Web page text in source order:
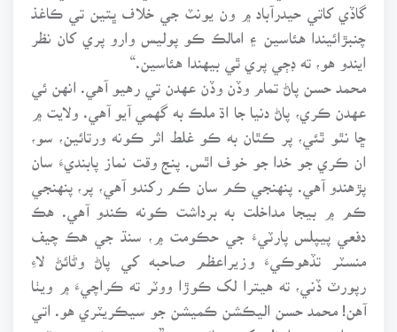
گاڏي کاتي حيدرآباد ۾ ون يونٽ جي خلاف ڀتين تي ڪاغذ
چنبڙائيندا هئاسين ۽ امالڪ ڪو پوليس وارو پري کان نظر
ايندو هو، ته ڊڄي پري ٿي بيهندا هئاسين.“
محمد حسن پاڻ تمام وڏن وڏن عهدن تي رهيو آهي. انهن ئي
عهدن ڪري، پاڻ دنيا جا اڌ ملڪ به گهمي آيو آهي. ولايت ۾
ڇا نٿو ٿئي، پر ڪٿان به ڪو غلط اثر ڪونه ورتائين، سو،
ان ڪري جو خدا جو خوف اٿس. پنج وقت نماز پابنديءَ سان
پڙهندو آهي. پنهنجي ڪم سان ڪم رکندو آهي، پر، پنهنجي
ڪم ۾ بيجا مداخلت به برداشت ڪونه ڪندو آهي. هڪ
دفعي پيپلس پارٽيءَ جي حڪومت ۾، سنڌ جي هڪ چيف
منسٽر تڏهوڪيءَ وزيراعظم صاحبه کي پاڻ وڻائڻ لاءِ
رپورٽ ڏني، ته هيترا لک ڪوڙا ووٽر ته ڪراچيءَ ۾ ويٺا
آهن! محمد حسن اليڪشن ڪميشن جو سيڪريٽري هو. اتي
جو اتي وزيراعظم کي چيائين ته، ”سچن ۽ ڪوڙن ووٽرن